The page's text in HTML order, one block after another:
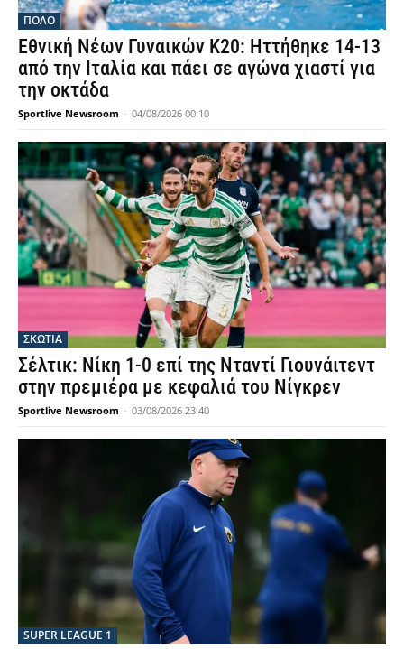
ΠΟΛΟ
Εθνική Νέων Γυναικών Κ20: Ηττήθηκε 14-13
από την Ιταλία και πάει σε αγώνα χιαστί για
την οκτάδα
Sportlive Newsroom - 04/08/2026 00:10
ΣΚΩΤΙΑ
Σέλτικ: Νίκη 1-0 επί της Νταντί Γιουνάιτεντ
στην πρεμιέρα με κεφαλιά του Νίγκρεν
Sportlive Newsroom - 03/08/2026 23:40
SUPER LEAGUE 1